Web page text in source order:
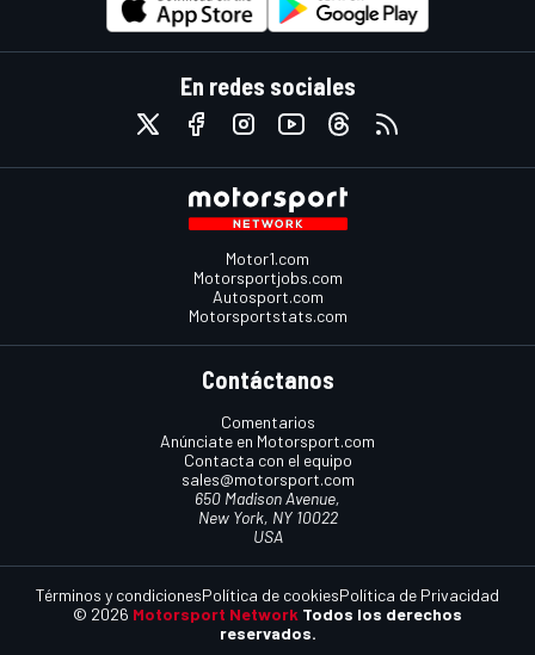
En redes sociales
Motor1.com
Motorsportjobs.com
Autosport.com
Motorsportstats.com
Contáctanos
Comentarios
Anúnciate en Motorsport.com
Contacta con el equipo
sales@motorsport.com
650 Madison Avenue,
New York, NY 10022
USA
© 2026 Motorsport Network Todos los derechos
reservados.
Términos y condicionesPolítica de cookiesPolítica de Privacidad